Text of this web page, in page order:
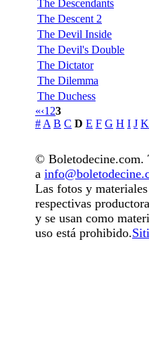
The Descendants
The Descent 2
The Devil Inside
The Devil's Double
The Dictator
The Dilemma
The Duchess
«‹1 23
# A B C D E F G H I J K
© Boletodecine.com.
a
Las fotos y
respectivas
y se usan como
uso está prohibido.